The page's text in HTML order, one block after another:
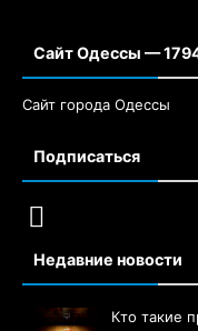
Сайт Одессы —
Сайт города Одессы
Подписаться
Недавние новости
Кто такие